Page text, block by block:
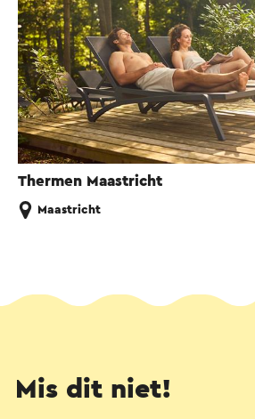
Thermen Maastricht
Maastricht
Mis dit niet!